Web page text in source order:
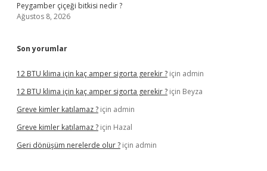
Peygamber çiçeği bitkisi nedir ?
Ağustos 8, 2026
Son yorumlar
12 BTU klima için kaç amper sigorta gerekir ? için admin
12 BTU klima için kaç amper sigorta gerekir ? için Beyza
Greve kimler katılamaz ? için admin
Greve kimler katılamaz ? için Hazal
Geri dönüşüm nerelerde olur ? için admin